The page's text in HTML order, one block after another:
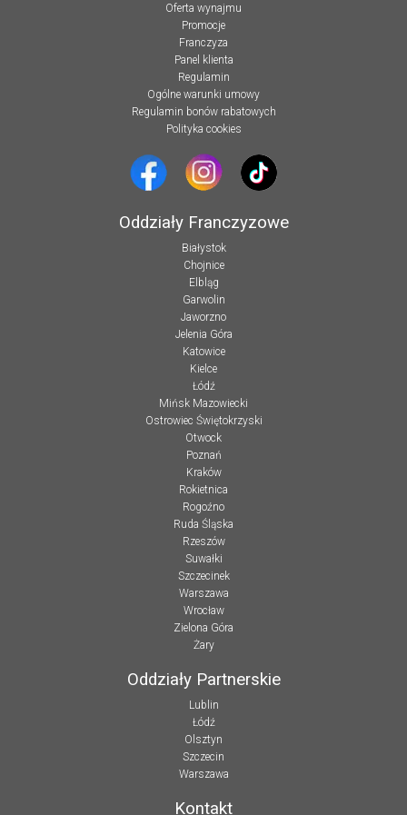
Oferta wynajmu
Promocje
Franczyza
Panel klienta
Regulamin
Ogólne warunki umowy
Regulamin bonów rabatowych
Polityka cookies
Oddziały Franczyzowe
Białystok
Chojnice
Elbląg
Garwolin
Jaworzno
Jelenia Góra
Katowice
Kielce
Łódź
Mińsk Mazowiecki
Ostrowiec Świętokrzyski
Otwock
Poznań
Kraków
Rokietnica
Rogoźno
Ruda Śląska
Rzeszów
Suwałki
Szczecinek
Warszawa
Wrocław
Zielona Góra
Żary
Oddziały Partnerskie
Lublin
Łódź
Olsztyn
Szczecin
Warszawa
Kontakt